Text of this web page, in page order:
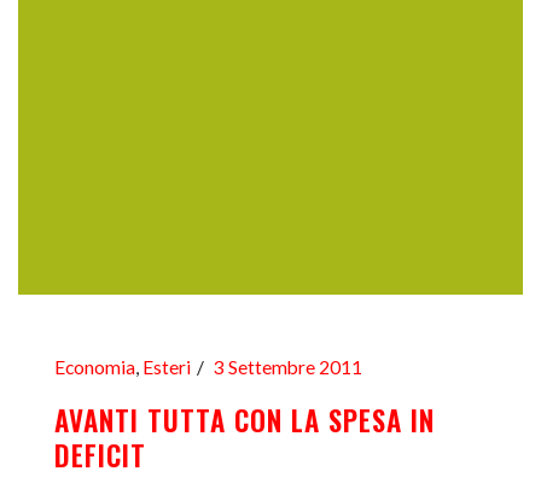
Economia Esteri 3 Settembre 2011
AVANTI TUTTA CON LA SPESA IN
DEFICIT